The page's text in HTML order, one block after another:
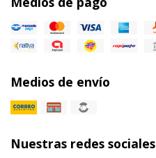
Medios de envío
Nuestras redes sociales